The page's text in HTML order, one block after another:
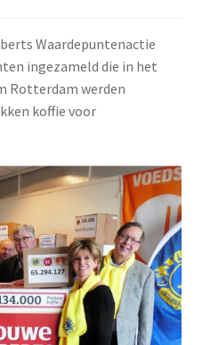
Waardepuntenactie
ingezameld die in het
Rotterdam werden
koffie voor